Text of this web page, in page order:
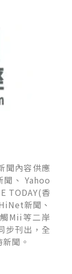
聞內容供應
聞、 Yahoo
TODAY(香
新聞、
Mii等二岸
步刊出，全
聞。